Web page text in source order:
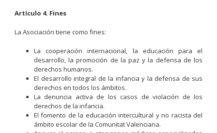
Artículo 4. Fines
La Asociación tiene como fines:
La cooperación internacional, la educación para el
desarrollo, la promoción de la paz y la defensa de los
derechos humanos.
El desarrollo integral de la infancia y la defensa de sus
derechos en todos los ámbitos.
La denuncia activa de los casos de violación de los
derechos de la infancia.
El fomento de la educación intercultural y no racista del
ámbito escolar de la Comunitat Valenciana.